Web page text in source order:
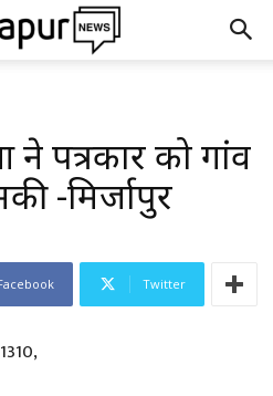
पत्रकार को गांव
-मिर्जापुर
Twitter